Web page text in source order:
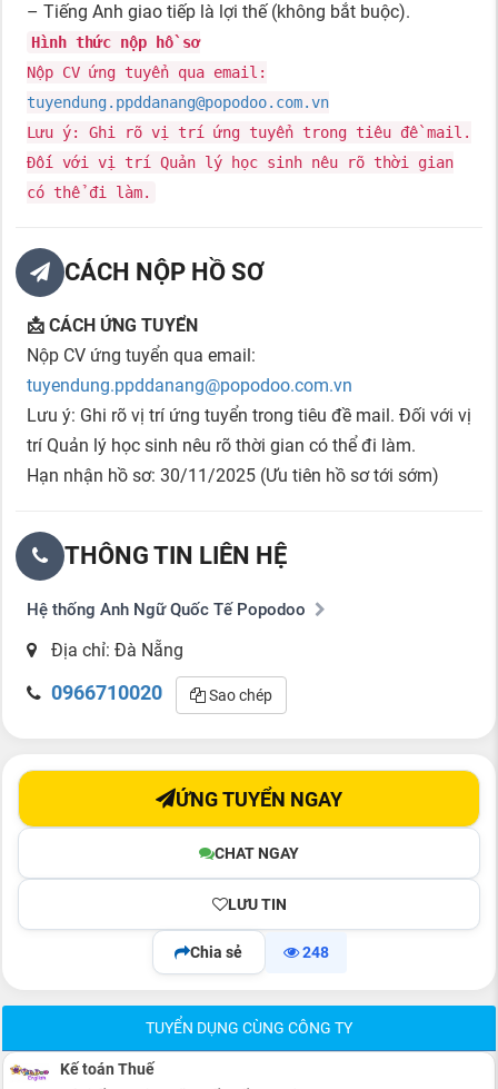
– Tiếng Anh giao tiếp là lợi thế (không bắt buộc).
Hình thức nộp hồ sơ
Nộp CV ứng tuyển qua email:
tuyendung.ppddanang@popodoo.com.vn
Lưu ý: Ghi rõ vị trí ứng tuyển trong tiêu đề mail.
Đối với vị trí Quản lý học sinh nêu rõ thời gian
có thể đi làm.
CÁCH NỘP HỒ SƠ
📩 CÁCH ỨNG TUYỂN
Nộp CV ứng tuyển qua email:
tuyendung.ppddanang@popodoo.com.vn
Lưu ý: Ghi rõ vị trí ứng tuyển trong tiêu đề mail. Đối với vị
trí Quản lý học sinh nêu rõ thời gian có thể đi làm.
Hạn nhận hồ sơ: 30/11/2025 (Ưu tiên hồ sơ tới sớm)
THÔNG TIN LIÊN HỆ
Hệ thống Anh Ngữ Quốc Tế Popodoo
Địa chỉ: Đà Nẵng
0966710020 Sao chép
CHAT NGAY
LƯU TIN
ỨNG TUYỂN NGAY
Chia sẻ 248
TUYỂN DỤNG CÙNG CÔNG TY
Kế toán Thuế